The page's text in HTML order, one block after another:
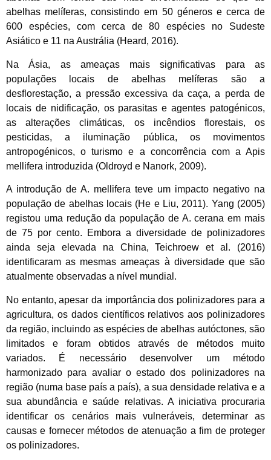
abelhas melíferas, consistindo em 50 géneros e cerca de
600 espécies, com cerca de 80 espécies no Sudeste
Asiático e 11 na Austrália (Heard, 2016).
Na Ásia, as ameaças mais significativas para as
populações locais de abelhas melíferas são a
desflorestação, a pressão excessiva da caça, a perda de
locais de nidificação, os parasitas e agentes patogénicos,
as alterações climáticas, os incêndios florestais, os
pesticidas, a iluminação pública, os movimentos
antropogénicos, o turismo e a concorrência com a Apis
mellifera introduzida (Oldroyd e Nanork, 2009).
A introdução de A. mellifera teve um impacto negativo na
população de abelhas locais (He e Liu, 2011). Yang (2005)
registou uma redução da população de A. cerana em mais
de 75 por cento. Embora a diversidade de polinizadores
ainda seja elevada na China, Teichroew et al. (2016)
identificaram as mesmas ameaças à diversidade que são
atualmente observadas a nível mundial.
No entanto, apesar da importância dos polinizadores para a
agricultura, os dados científicos relativos aos polinizadores
da região, incluindo as espécies de abelhas autóctones, são
limitados e foram obtidos através de métodos muito
variados. É necessário desenvolver um método
harmonizado para avaliar o estado dos polinizadores na
região (numa base país a país), a sua densidade relativa e a
sua abundância e saúde relativas. A iniciativa procuraria
identificar os cenários mais vulneráveis, determinar as
causas e fornecer métodos de atenuação a fim de proteger
os polinizadores.